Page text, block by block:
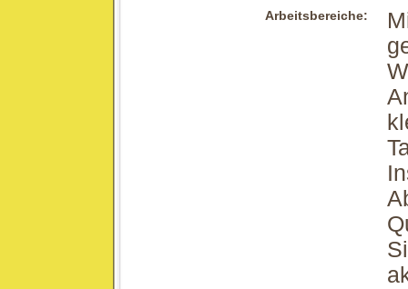
Arbeitsbereiche: